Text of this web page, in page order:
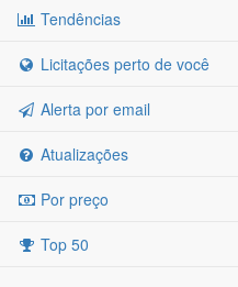
Tendências
Licitações perto de você
Alerta por email
Atualizações
Por preço
Top 50